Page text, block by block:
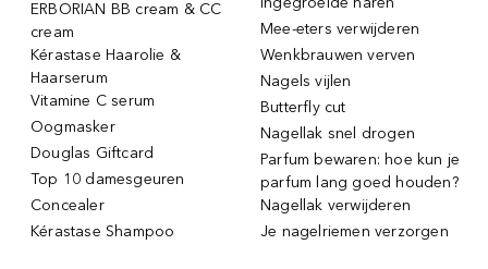
ERBORIAN BB cream & CC
cream
Kérastase Haarolie &
Haarserum
Vitamine C serum
Oogmasker
Douglas Giftcard
Top 10 damesgeuren
Concealer
Kérastase Shampoo
Mee-eters verwijderen
Wenkbrauwen verven
Nagels vijlen
Butterfly cut
Nagellak snel drogen
Parfum bewaren: hoe kun je
parfum lang goed houden?
Nagellak verwijderen
Je nagelriemen verzorgen